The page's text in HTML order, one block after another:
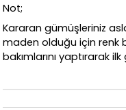
Not;
Kararan gümüşleriniz
maden olduğu için renk
bakımlarını yaptırarak